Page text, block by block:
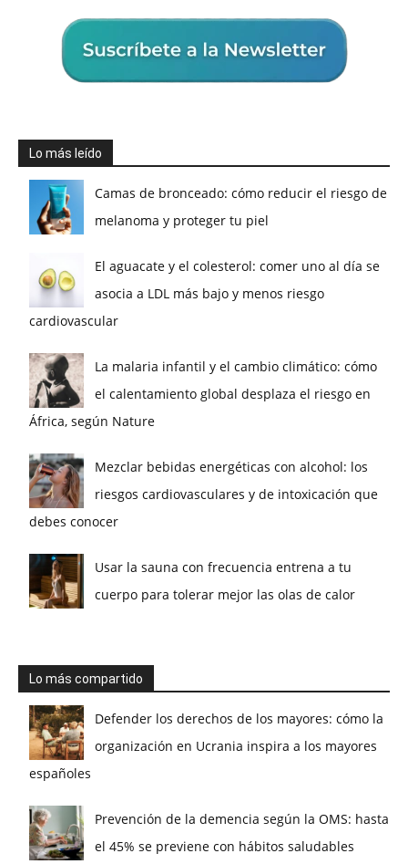
Lo más leído
Camas de bronceado: cómo reducir el riesgo de
melanoma y proteger tu piel
El aguacate y el colesterol: comer uno al día se
asocia a LDL más bajo y menos riesgo
cardiovascular
La malaria infantil y el cambio climático: cómo
el calentamiento global desplaza el riesgo en
África, según Nature
Mezclar bebidas energéticas con alcohol: los
riesgos cardiovasculares y de intoxicación que
debes conocer
Usar la sauna con frecuencia entrena a tu
cuerpo para tolerar mejor las olas de calor
Lo más compartido
Defender los derechos de los mayores: cómo la
organización en Ucrania inspira a los mayores
españoles
Prevención de la demencia según la OMS: hasta
el 45% se previene con hábitos saludables